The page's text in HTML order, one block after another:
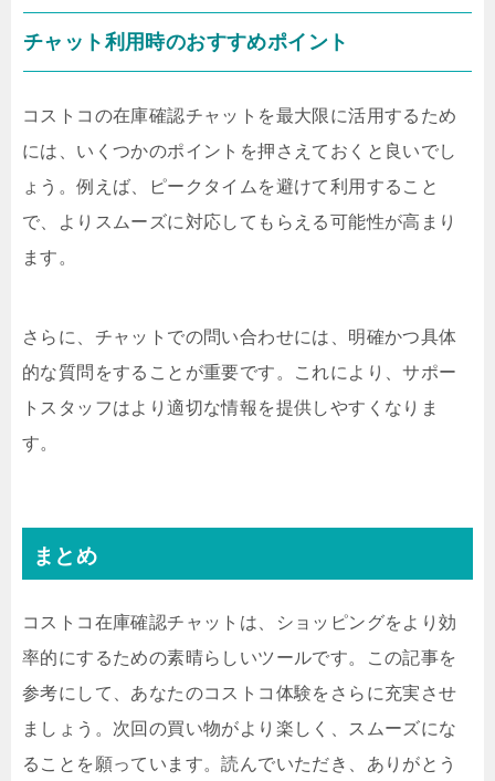
チャット利用時のおすすめポイント
コストコの在庫確認チャットを最大限に活用するため
には、いくつかのポイントを押さえておくと良いでし
ょう。例えば、ピークタイムを避けて利用すること
で、よりスムーズに対応してもらえる可能性が高まり
ます。
さらに、チャットでの問い合わせには、明確かつ具体
的な質問をすることが重要です。これにより、サポー
トスタッフはより適切な情報を提供しやすくなりま
す。
まとめ
コストコ在庫確認チャットは、ショッピングをより効
率的にするための素晴らしいツールです。この記事を
参考にして、あなたのコストコ体験をさらに充実させ
ましょう。次回の買い物がより楽しく、スムーズにな
ることを願っています。読んでいただき、ありがとう